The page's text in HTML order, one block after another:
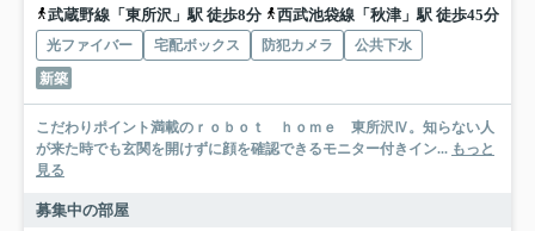
武蔵野線「東所沢」駅 徒歩8分
西武池袋線「秋津」駅 徒歩45分
光ファイバー 宅配ボックス 防犯カメラ
公共下水
新築
こだわりポイント満載のｒｏｂｏｔ ｈｏｍｅ 東所沢Ⅳ。知らない人
が来た時でも玄関を開けずに顔を確認できるモニター付きイン... もっと
見る
募集中の部屋